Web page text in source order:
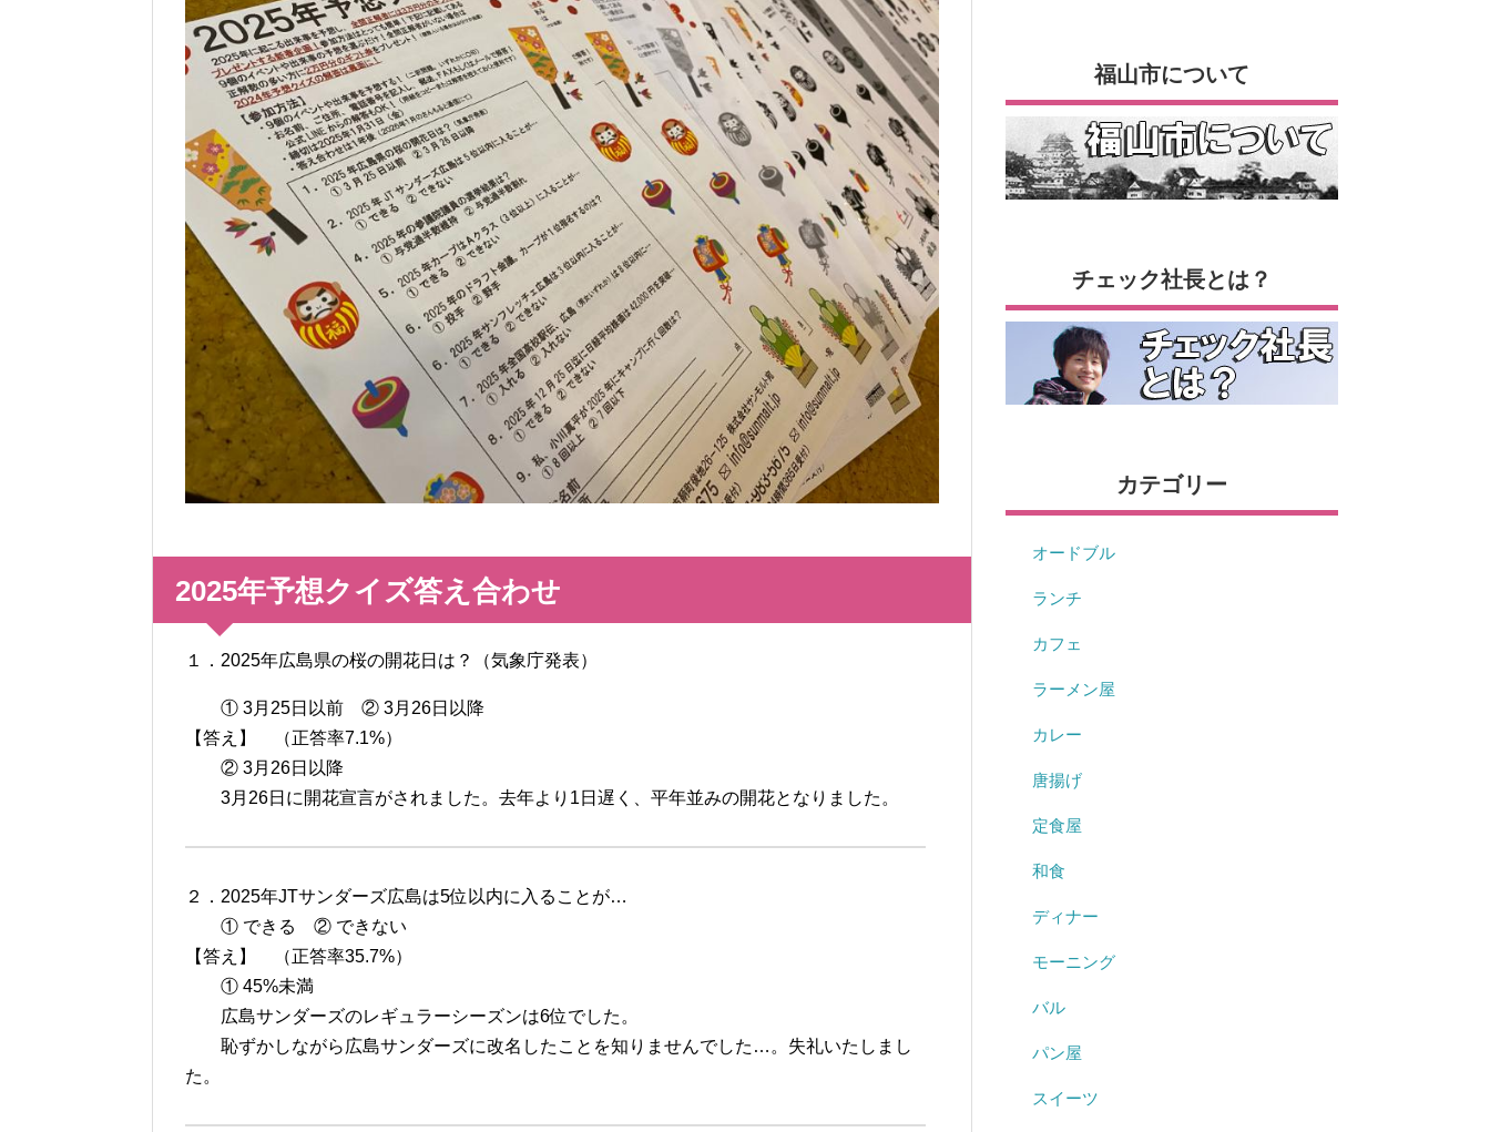
2025年予想クイズ答え合わせ
１．2025年広島県の桜の開花日は？（気象庁発表）
① 3月25日以前 ② 3月26日以降
【答え】 （正答率7.1%）
② 3月26日以降
3月26日に開花宣言がされました。去年より1日遅く、平年並みの開花となりました。
２．2025年JTサンダーズ広島は5位以内に入ることが…
① できる ② できない
【答え】 （正答率35.7%）
① 45%未満
広島サンダーズのレギュラーシーズンは6位でした。
恥ずかしながら広島サンダーズに改名したことを知りませんでした…。失礼いたしまし
た。
福山市について
チェック社長とは？
カテゴリー
オードブル
ランチ
カフェ
ラーメン屋
カレー
唐揚げ
定食屋
和食
ディナー
モーニング
バル
パン屋
スイーツ